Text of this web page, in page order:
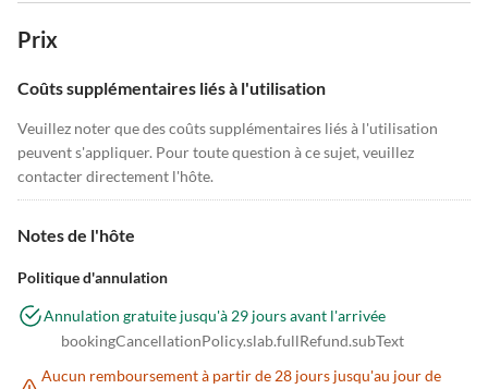
Prix
Coûts supplémentaires liés à l'utilisation
Veuillez noter que des coûts supplémentaires liés à l'utilisation
peuvent s'appliquer. Pour toute question à ce sujet, veuillez
contacter directement l'hôte.
Notes de l'hôte
Politique d'annulation
Annulation gratuite jusqu'à 29 jours avant l'arrivée
bookingCancellationPolicy.slab.fullRefund.subText
Aucun remboursement à partir de 28 jours jusqu'au jour de